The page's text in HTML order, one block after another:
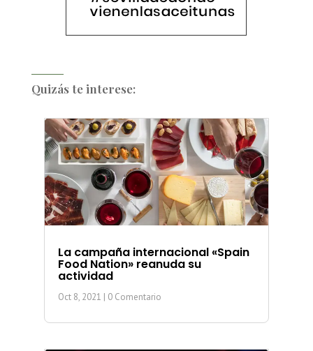
Quizás te interese:
La campaña internacional «Spain
Food Nation» reanuda su
actividad
Oct 8, 2021 | 0 Comentario